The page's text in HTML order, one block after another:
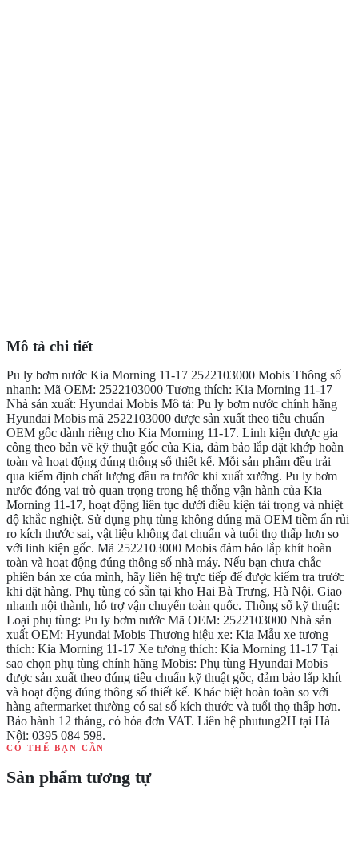
Mô tả chi tiết
Pu ly bơm nước Kia Morning 11-17 2522103000 Mobis Thông số
nhanh: Mã OEM: 2522103000 Tương thích: Kia Morning 11-17
Nhà sản xuất: Hyundai Mobis Mô tả: Pu ly bơm nước chính hãng
Hyundai Mobis mã 2522103000 được sản xuất theo tiêu chuẩn
OEM gốc dành riêng cho Kia Morning 11-17. Linh kiện được gia
công theo bản vẽ kỹ thuật gốc của Kia, đảm bảo lắp đặt khớp hoàn
toàn và hoạt động đúng thông số thiết kế. Mỗi sản phẩm đều trải
qua kiểm định chất lượng đầu ra trước khi xuất xưởng. Pu ly bơm
nước đóng vai trò quan trọng trong hệ thống vận hành của Kia
Morning 11-17, hoạt động liên tục dưới điều kiện tải trọng và nhiệt
độ khắc nghiệt. Sử dụng phụ tùng không đúng mã OEM tiềm ẩn rủi
ro kích thước sai, vật liệu không đạt chuẩn và tuổi thọ thấp hơn so
với linh kiện gốc. Mã 2522103000 Mobis đảm bảo lắp khít hoàn
toàn và hoạt động đúng thông số nhà máy. Nếu bạn chưa chắc
phiên bản xe của mình, hãy liên hệ trực tiếp để được kiểm tra trước
khi đặt hàng. Phụ tùng có sẵn tại kho Hai Bà Trưng, Hà Nội. Giao
nhanh nội thành, hỗ trợ vận chuyển toàn quốc. Thông số kỹ thuật:
Loại phụ tùng: Pu ly bơm nước Mã OEM: 2522103000 Nhà sản
xuất OEM: Hyundai Mobis Thương hiệu xe: Kia Mẫu xe tương
thích: Kia Morning 11-17 Xe tương thích: Kia Morning 11-17 Tại
sao chọn phụ tùng chính hãng Mobis: Phụ tùng Hyundai Mobis
được sản xuất theo đúng tiêu chuẩn kỹ thuật gốc, đảm bảo lắp khít
và hoạt động đúng thông số thiết kế. Khác biệt hoàn toàn so với
hàng aftermarket thường có sai số kích thước và tuổi thọ thấp hơn.
Bảo hành 12 tháng, có hóa đơn VAT. Liên hệ phutung2H tại Hà
Nội: 0395 084 598.
CÓ THỂ BẠN CẦN
Sản phẩm tương tự